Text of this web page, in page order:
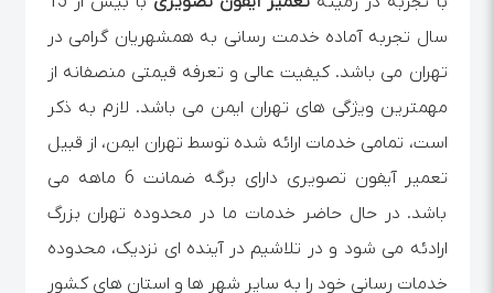
سال تجربه آماده خدمت رسانی به همشهریان گرامی در
تهران می باشد. کیفیت عالی و تعرفه قیمتی منصفانه از
مهمترین ویژگی های تهران ایمن می باشد. لازم به ذکر
است، تمامی خدمات ارائه شده توسط تهران ایمن، از قبیل
تعمیر آیفون تصویری دارای برگه ضمانت 6 ماهه می
باشد. در حال حاضر خدمات ما در محدوده تهران بزرگ
ارادئه می شود و در تلاشیم در آینده ای نزدیک، محدوده
خدمات رسانی خود را به سایر شهر ها و استان های کشور